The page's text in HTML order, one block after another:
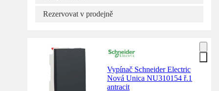
Rezervovat v prodejně
Vypínač Schneider Electric
Nová Unica NU310154 ř.1
antracit